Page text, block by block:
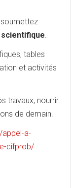
soumettez
.
tables
et activités
travaux, nourrir
de demain.
a-
cifprob/